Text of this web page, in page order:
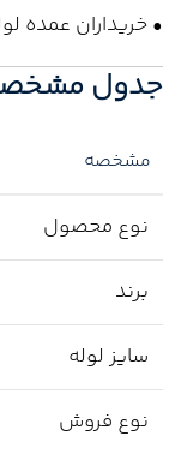
• خریداران عمده
جدول
مشخصه
نوع محصول
برند
سایز لوله
نوع فروش